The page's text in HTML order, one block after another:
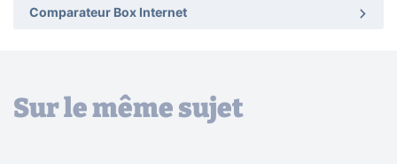
Comparateur Box Internet
Sur le même sujet